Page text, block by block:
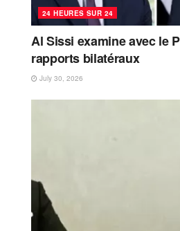
24 HEURES SUR 24
Al Sissi examine avec le
rapports bilatéraux
July 30, 2026